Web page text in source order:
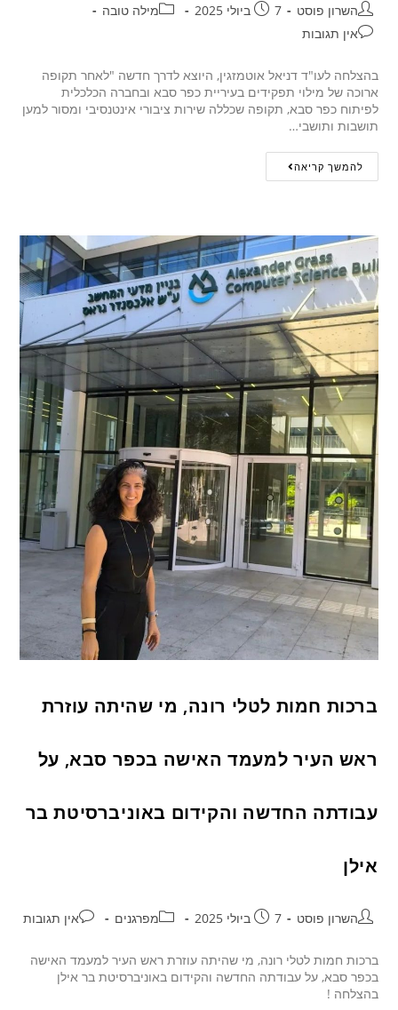
השרון פוסט 7 ביולי 2025
מילה טובה
אין תגובות
בהצלחה לעו"ד דניאל אוטמזגין, היוצא לדרך חדשה "לאחר תקופה
ארוכה של מילוי תפקידים בעיריית כפר סבא ובחברה הכלכלית
לפיתוח כפר סבא, תקופה שכללה שירות ציבורי אינטנסיבי ומסור למען
תושבות ותושבי…
להמשך קריאה
ברכות חמות לטלי רונה, מי שהיתה עוזרת
ראש העיר למעמד האישה בכפר סבא, על
עבודתה החדשה והקידום באוניברסיטת בר
אילן
השרון פוסט 7 ביולי 2025 מפרגנים אין תגובות
ברכות חמות לטלי רונה, מי שהיתה עוזרת ראש העיר למעמד האישה
בכפר סבא, על עבודתה החדשה והקידום באוניברסיטת בר אילן
בהצלחה !